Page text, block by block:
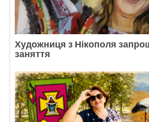
Художниця з Нікополя
заняття